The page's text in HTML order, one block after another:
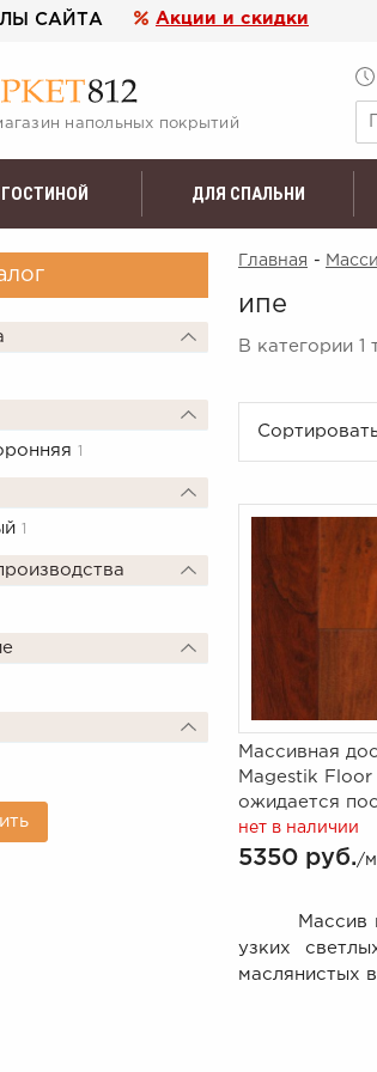
САЙТА Акции и скидки
напольных покрытий
ДЛЯ СПАЛЬНИ
1
1
Главная -
ипе
В категории 1
Массивная
Magestik Floor
ожидается
нет в наличии
5350 руб./м
Массив ипе
узких
маслянистых